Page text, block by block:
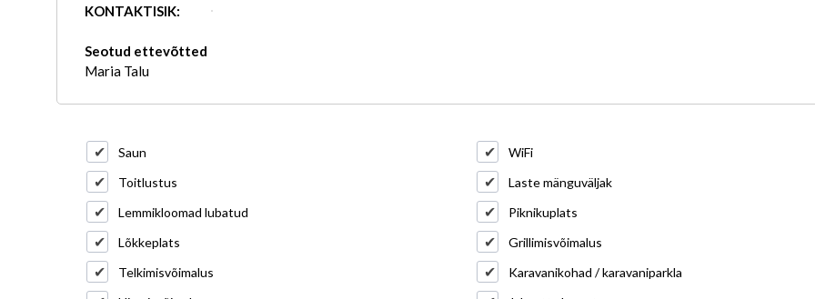
KONTAKTISIK:
Seotud ettevõtted
Maria Talu
Saun
WiFi
Toitlustus
Laste mänguväljak
Lemmikloomad lubatud
Piknikuplats
Lõkkeplats
Grillimisvõimalus
Telkimisvõimalus
Karavanikohad / karavaniparkla